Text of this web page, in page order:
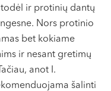
ir protinių dantų
Nors protinio
bet kokiame
ir nesant gretimų
anot I.
šalinti